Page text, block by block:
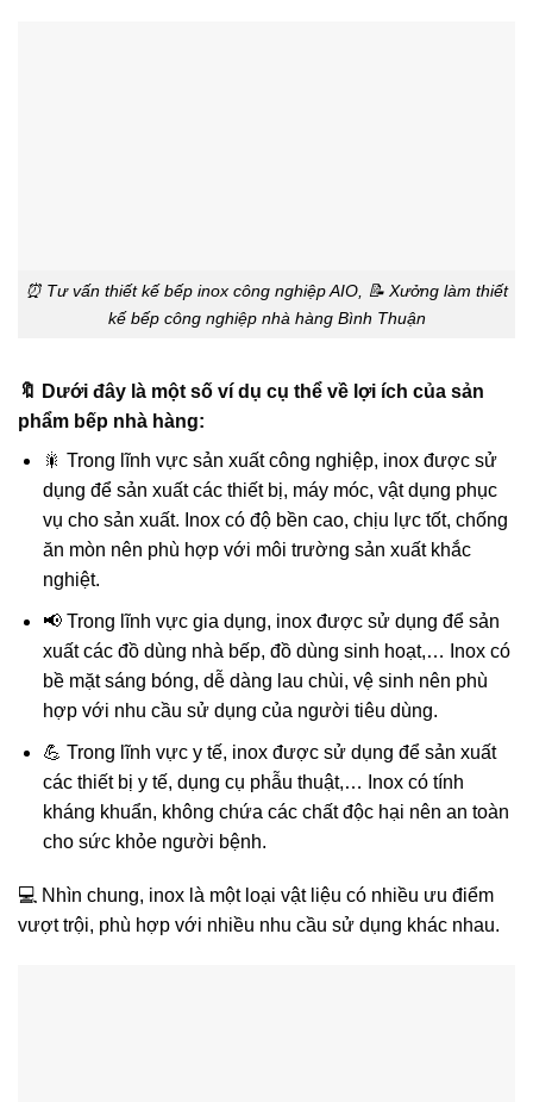
⏰ Tư vấn thiết kế bếp inox công nghiệp AIO, 📝 Xưởng làm thiết
kế bếp công nghiệp nhà hàng Bình Thuận
🔖 Dưới đây là một số ví dụ cụ thể về lợi ích của sản
phẩm bếp nhà hàng:
🎇 Trong lĩnh vực sản xuất công nghiệp, inox được sử
dụng để sản xuất các thiết bị, máy móc, vật dụng phục
vụ cho sản xuất. Inox có độ bền cao, chịu lực tốt, chống
ăn mòn nên phù hợp với môi trường sản xuất khắc
nghiệt.
📢 Trong lĩnh vực gia dụng, inox được sử dụng để sản
xuất các đồ dùng nhà bếp, đồ dùng sinh hoạt,… Inox có
bề mặt sáng bóng, dễ dàng lau chùi, vệ sinh nên phù
hợp với nhu cầu sử dụng của người tiêu dùng.
💪 Trong lĩnh vực y tế, inox được sử dụng để sản xuất
các thiết bị y tế, dụng cụ phẫu thuật,… Inox có tính
kháng khuẩn, không chứa các chất độc hại nên an toàn
cho sức khỏe người bệnh.
💻 Nhìn chung, inox là một loại vật liệu có nhiều ưu điểm
vượt trội, phù hợp với nhiều nhu cầu sử dụng khác nhau.